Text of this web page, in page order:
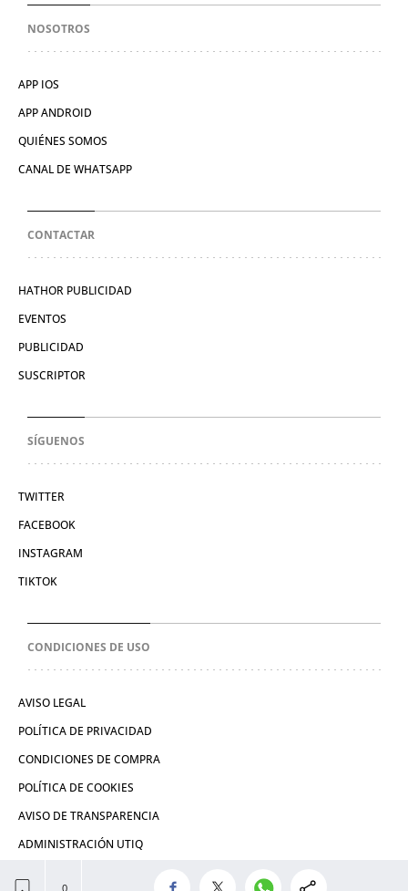
NOSOTROS
APP IOS
APP ANDROID
QUIÉNES SOMOS
CANAL DE WHATSAPP
CONTACTAR
HATHOR PUBLICIDAD
EVENTOS
PUBLICIDAD
SUSCRIPTOR
SÍGUENOS
TWITTER
FACEBOOK
INSTAGRAM
TIKTOK
CONDICIONES DE USO
AVISO LEGAL
POLÍTICA DE PRIVACIDAD
CONDICIONES DE COMPRA
POLÍTICA DE COOKIES
AVISO DE TRANSPARENCIA
ADMINISTRACIÓN UTIQ